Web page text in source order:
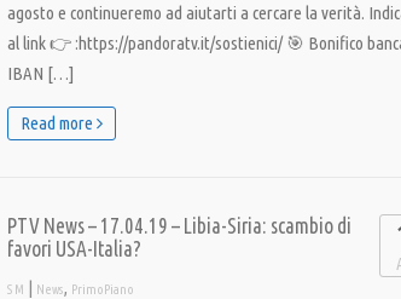
agosto e continueremo ad aiutarti a cercare la verità.
al link 👉 :https://pandoratv.it/sostienici/ 🎯 Bonifico
IBAN […]
Read more
PTV News – 17.04.19 – Libia-Siria: scambio di
favori USA-Italia?
S M | News, PrimoPiano